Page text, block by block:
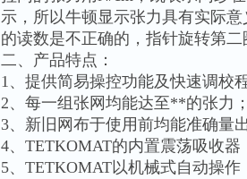
示，所以牛顿显示张力具有实际
的读数是不正确的，指针旋转第
二、产品特点：
1、提供简易操控功能及快速调校
2、每一组张网均能达至**的张力；
3、新旧网布于使用前均能准确量
4、TETKOMAT的内置震荡吸收
5、TETKOMAT以机械式自动操作